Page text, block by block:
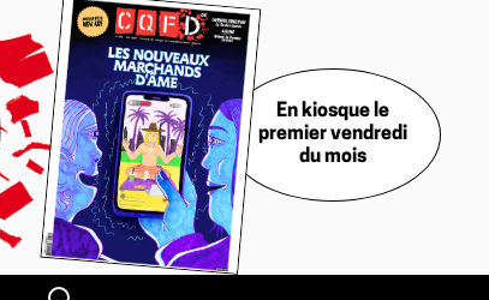
En kiosque le
premier vendredi
du mois